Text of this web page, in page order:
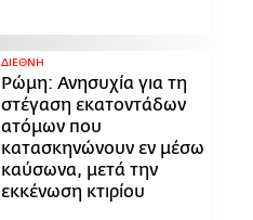
ΔΙΕΘΝΗ
Ρώμη: Ανησυχία για τη
στέγαση εκατοντάδων
ατόμων που
κατασκηνώνουν εν μέσω
καύσωνα, μετά την
εκκένωση κτιρίου